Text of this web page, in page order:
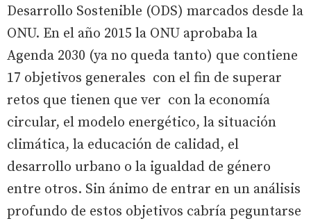
Desarrollo Sostenible (ODS) marcados desde la
ONU. En el año 2015 la ONU aprobaba la
Agenda 2030 (ya no queda tanto) que contiene
17 objetivos generales con el fin de superar
retos que tienen que ver con la economía
circular, el modelo energético, la situación
climática, la educación de calidad, el
desarrollo urbano o la igualdad de género
entre otros. Sin ánimo de entrar en un análisis
profundo de estos objetivos cabría peguntarse